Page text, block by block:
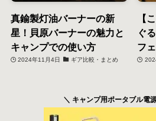
真鍮製灯油バーナーの新
星！貝原バーナーの魅力と
キャンプでの使い方
2024年11月4日 ギア比較・まとめ
【
ぐ
フ
＼ キャンプ用ポータブル電